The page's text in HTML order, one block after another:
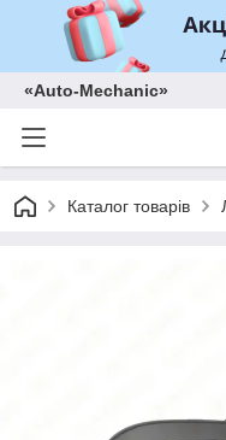
«Auto-Mechanic»
Каталог товарів